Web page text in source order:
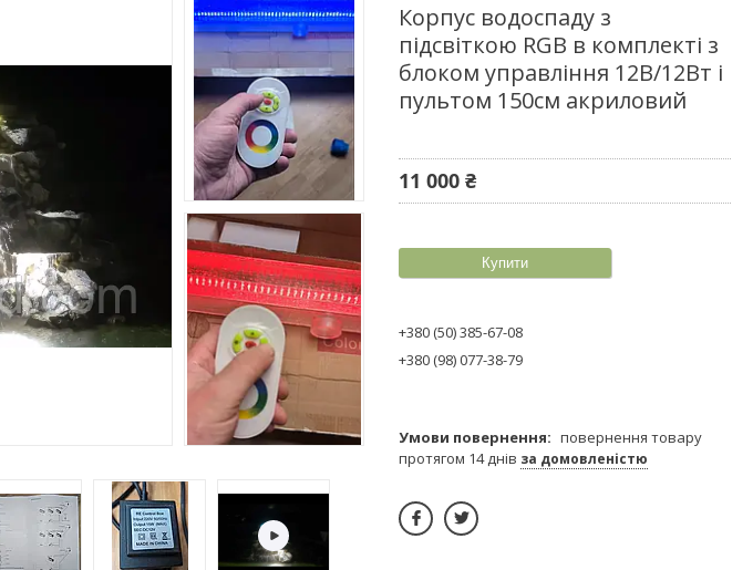
Корпус водоспаду з
підсвіткою RGB в комплекті з
блоком управління 12В/12Вт і
пультом 150см акриловий
11 000 ₴
Купити
+380 (50) 385-67-08
+380 (98) 077-38-79
повернення товару
протягом 14 днів за домовленістю